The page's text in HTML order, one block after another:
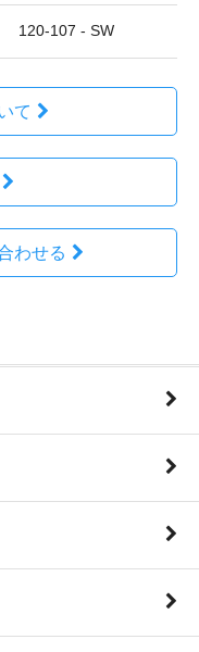
120-107 - SW
て
わせる